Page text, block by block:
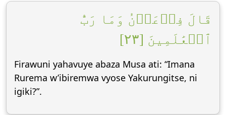
قَالَ فِرۡعَوۡنُ وَمَا رَبُّ
ٱلۡعَٰلَمِينَ [٢٣]
Firawuni yahavuye abaza Musa ati: “Imana
Rurema w’ibiremwa vyose Yakurungitse, ni
igiki?”.